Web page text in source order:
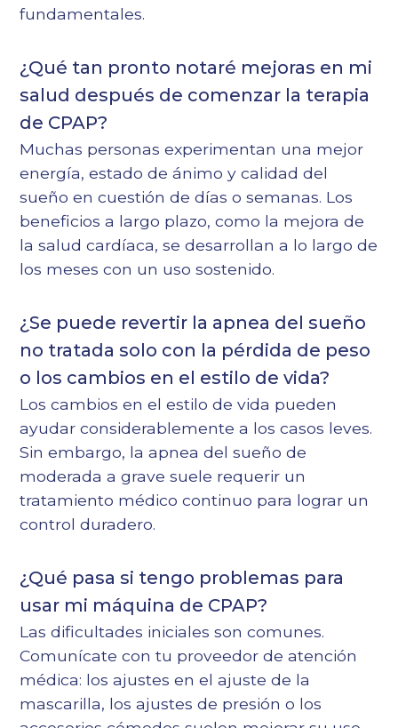
fundamentales.
¿Qué tan pronto notaré mejoras en mi
salud después de comenzar la terapia
de CPAP?
Muchas personas experimentan una mejor
energía, estado de ánimo y calidad del
sueño en cuestión de días o semanas. Los
beneficios a largo plazo, como la mejora de
la salud cardíaca, se desarrollan a lo largo de
los meses con un uso sostenido.
¿Se puede revertir la apnea del sueño
no tratada solo con la pérdida de peso
o los cambios en el estilo de vida?
Los cambios en el estilo de vida pueden
ayudar considerablemente a los casos leves.
Sin embargo, la apnea del sueño de
moderada a grave suele requerir un
tratamiento médico continuo para lograr un
control duradero.
¿Qué pasa si tengo problemas para
usar mi máquina de CPAP?
Las dificultades iniciales son comunes.
Comunícate con tu proveedor de atención
médica: los ajustes en el ajuste de la
mascarilla, los ajustes de presión o los